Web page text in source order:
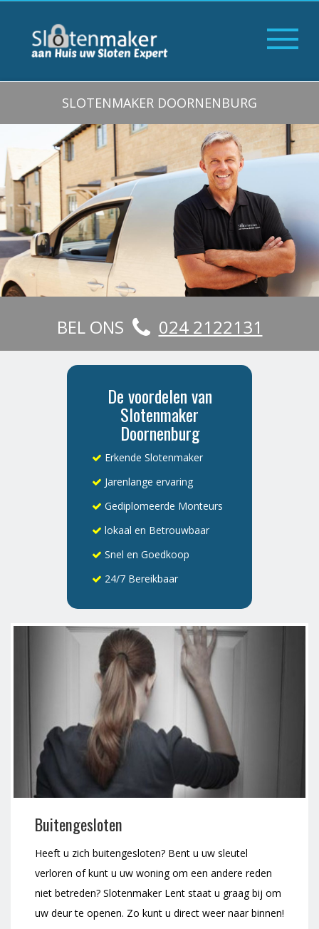
SLOTENMAKER DOORNENBURG
BEL ONS 024 2122131
De voordelen van
Slotenmaker
Doornenburg
Erkende Slotenmaker
Jarenlange ervaring
Gediplomeerde Monteurs
lokaal en Betrouwbaar
Snel en Goedkoop
24/7 Bereikbaar
Buitengesloten
Heeft u zich buitengesloten? Bent u uw sleutel
verloren of kunt u uw woning om een andere reden
niet betreden? Slotenmaker Lent staat u graag bij om
uw deur te openen. Zo kunt u direct weer naar binnen!